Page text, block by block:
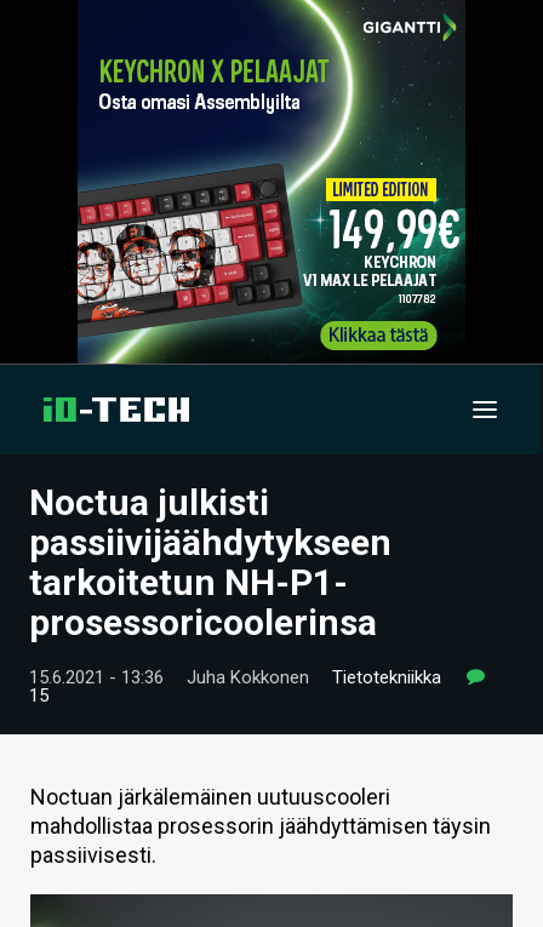
UUTISET
ARTIKKELIT
VIDEOT
TECHBBS
KAUPPA
Noctua julkisti
passiivijäähdytykseen
tarkoitetun NH-P1-
prosessoricoolerinsa
15.6.2021 - 13:36 Juha Kokkonen
Tietotekniikka
15
Noctuan järkälemäinen uutuuscooleri
mahdollistaa prosessorin jäähdyttämisen täysin
passiivisesti.